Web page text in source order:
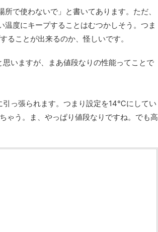
で使わないで」と書いてあります。ただ、
度にキープすることはむつかしそう。つま
ことが出来るのか、怪しいです。
いますが、まあ値段なりの性能ってことで
引っ張られます。つまり設定を14℃にしてい
う。ま、やっぱり値段なりですね。でも高